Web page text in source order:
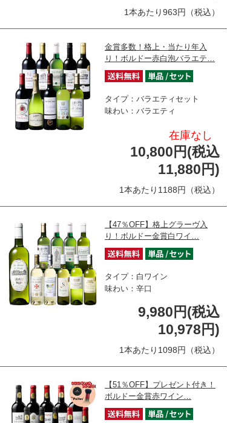
1本あたり963円（税込）
金賞多数！格上・当たり年入
り！ボルドー赤白泡バラエテ…
タイプ：バラエティセット
味わい：バラエティ
在庫なし
10,800円(税込
11,880円)
1本あたり1188円（税込）
【47％OFF】格上グラーヴ入
り！ボルドー金賞白ワイ…
タイプ：白ワイン
味わい：辛口
9,980円(税込
10,978円)
1本あたり1098円（税込）
【51％OFF】プレゼント付き！
ボルドー金賞赤ワイン…